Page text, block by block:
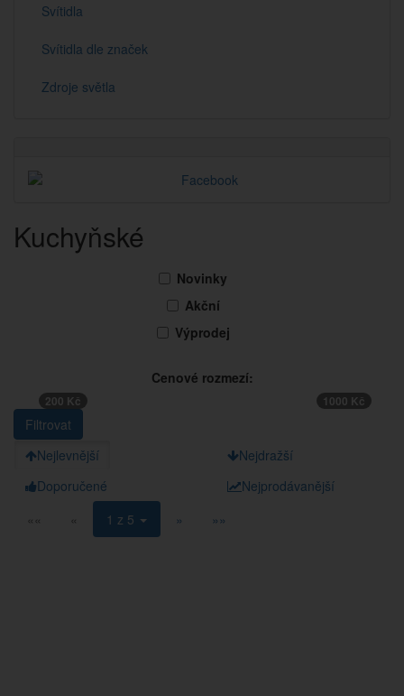
Svítidla
Svítidla dle značek
Zdroje světla
Kuchyňské
Novinky
Akční
Výprodej
Cenové rozmezí:
200 Kč 1000 Kč
Nejlevnější
Nejdražší
Doporučené
Nejprodávanější
««
« 1 z 5 » »»